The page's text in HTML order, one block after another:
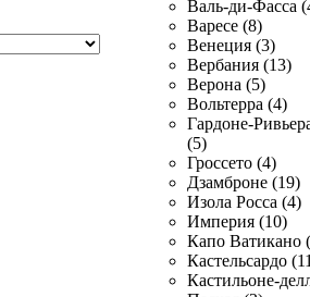
Валь-ди-Фасса
Варесе (8)
Венеция (3)
Вербания (13)
Верона (5)
Вольтерра (4)
Гардоне-
(5)
Гроссето (4)
Дзамброне (19)
Изола Росса (4)
Империя (10)
Капо Ватикано
Кастельсардо
Кастильоне-